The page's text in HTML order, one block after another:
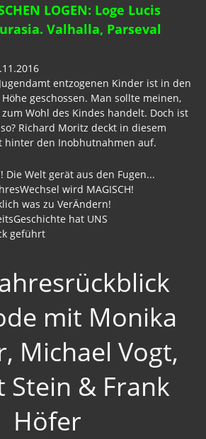
März 2017
Januar 2017
2016
2016
Versammlung
/ Behördenschreiben
ZUM PRÜFEN
LOGEN: Loge Lucis
Valhalla, Parseval
entzogenen Kinder ist in den
geschossen. Man sollte meinen,
Wohl des Kindes handelt. Doch ist
Richard Moritz deckt in diesem
hinter den Inobhutnahmen auf.
Die Welt gerät aus den Fugen...
wird MAGISCH!
was zu VerÄndern!
hat UNS
geführt
mit Monika
Michael Vogt,
Stein & Frank
Höfer